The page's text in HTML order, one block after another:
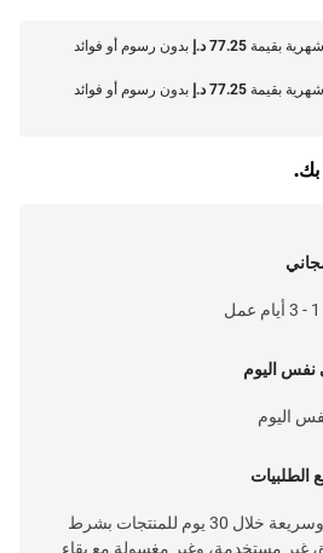
77.25 د.إ
بدون رسوم أو فوائد
77.25 د.إ
بدون رسوم أو فوائد
بك.
نفس اليوم
اليوم
الطلبيات
خدمة إرجاع سهلة وسريعة خلال 30 يوم للمنتجات بشرط
غير مستخدمة، وغير مغسولة مع بقاء